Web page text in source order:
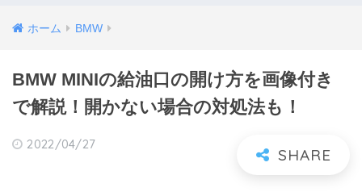
ホーム BMW
BMW MINIの給油口の開け方を画像付き
で解説！開かない場合の対処法も！
2022/04/27